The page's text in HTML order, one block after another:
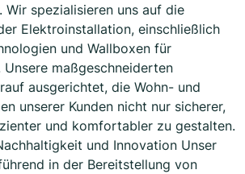
Wir spezialisieren uns auf die
Elektroinstallation, einschließlich
und Wallboxen für
maßgeschneiderten
ausgerichtet, die Wohn- und
unserer Kunden nicht nur sicherer,
und komfortabler zu gestalten.
und Innovation Unser
in der Bereitstellung von